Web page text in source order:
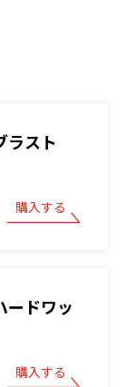
ラスト
購入する
ードワッ
購入する